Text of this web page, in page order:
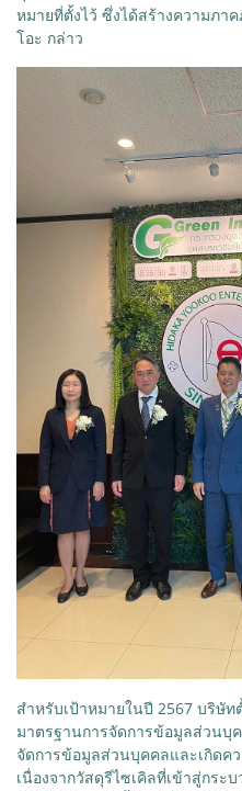
หมายที่ตั้งไว้ ซึ่งได้สร้างความภา
โอะ กล่าว
สำหรับเป้าหมายในปี 2567 บริษัท
มาตรฐานการจัดการข้อมูลส่วนบุ
จัดการข้อมูลส่วนบุคคลและเกิดค
เนื่องจากวัสดุรีไซเคิลที่เข้าสู่กระ